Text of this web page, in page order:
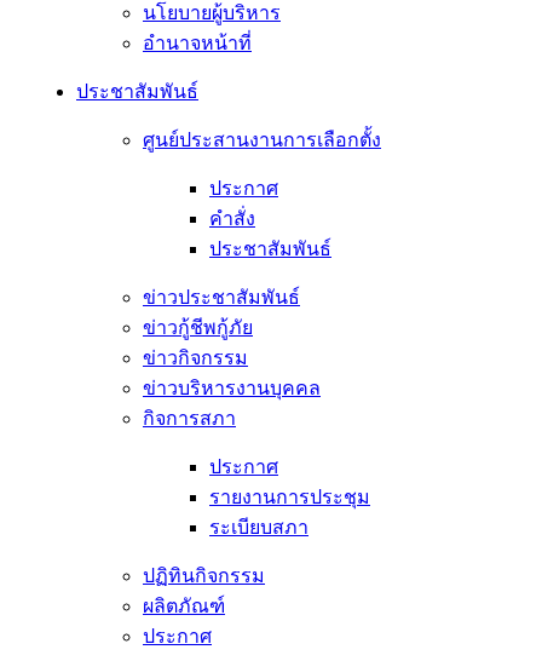
นโยบายผู้บริหาร
อํานาจหน้าที่
ประชาสัมพันธ์
ศูนย์ประสานงานการเลือกตั้ง
ประกาศ
คำสั่ง
ประชาสัมพันธ์
ข่าวประชาสัมพันธ์
ข่าวกู้ชีพกู้ภัย
ข่าวกิจกรรม
ข่าวบริหารงานบุคคล
กิจการสภา
ประกาศ
รายงานการประชุม
ระเบียบสภา
ปฏิทินกิจกรรม
ผลิตภัณฑ์
ประกาศ